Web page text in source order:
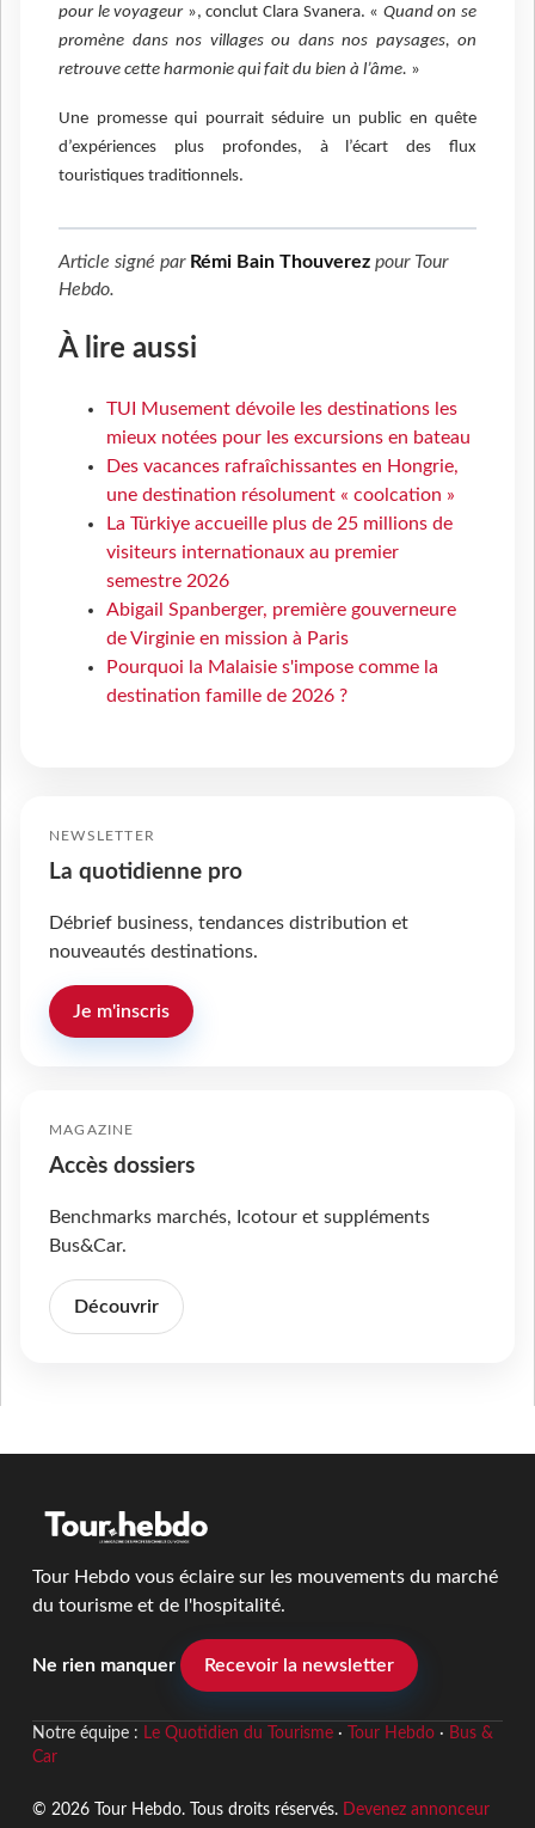
pour le voyageur», conclut Clara Svanera. « Quand on se
promène dans nos villages ou dans nos paysages, on
retrouve cette harmonie qui fait du bien à l’âme. »
Une promesse qui pourrait séduire un public en quête
d’expériences plus profondes, à l’écart des flux
touristiques traditionnels.
Article signé par Rémi Bain Thouverez pour Tour
Hebdo.
À lire aussi
TUI Musement dévoile les destinations les
mieux notées pour les excursions en bateau
Des vacances rafraîchissantes en Hongrie,
une destination résolument « coolcation »
La Türkiye accueille plus de 25 millions de
visiteurs internationaux au premier
semestre 2026
Abigail Spanberger, première gouverneure
de Virginie en mission à Paris
Pourquoi la Malaisie s'impose comme la
destination famille de 2026 ?
NEWSLETTER
La quotidienne pro
Débrief business, tendances distribution et
nouveautés destinations.
Je m'inscris
MAGAZINE
Accès dossiers
Benchmarks marchés, Icotour et suppléments
Bus&Car.
Découvrir
Tour Hebdo vous éclaire sur les mouvements du marché
du tourisme et de l'hospitalité.
Ne rien manquer Recevoir la newsletter
Notre équipe : Le Quotidien du Tourisme· Tour Hebdo· Bus &
Car
© 2026 Tour Hebdo. Tous droits réservés. Devenez annonceur